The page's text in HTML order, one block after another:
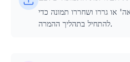
או גררו ושחררו תמונה כדי
להתחיל בתהליך ההמרה.